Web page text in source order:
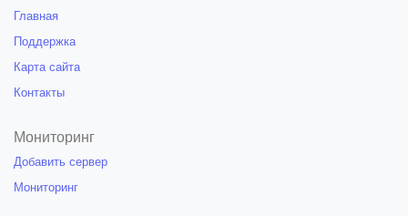
Главная
Поддержка
Карта сайта
Контакты
Мониторинг
Добавить сервер
Мониторинг